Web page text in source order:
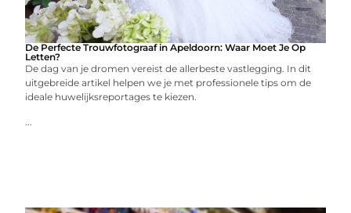
De Perfecte Trouwfotograaf in Apeldoorn: Waar Moet Je Op
Letten?
De dag van je dromen vereist de allerbeste vastlegging. In dit
uitgebreide artikel helpen we je met professionele tips om de
ideale huwelijksreportages te kiezen.
...